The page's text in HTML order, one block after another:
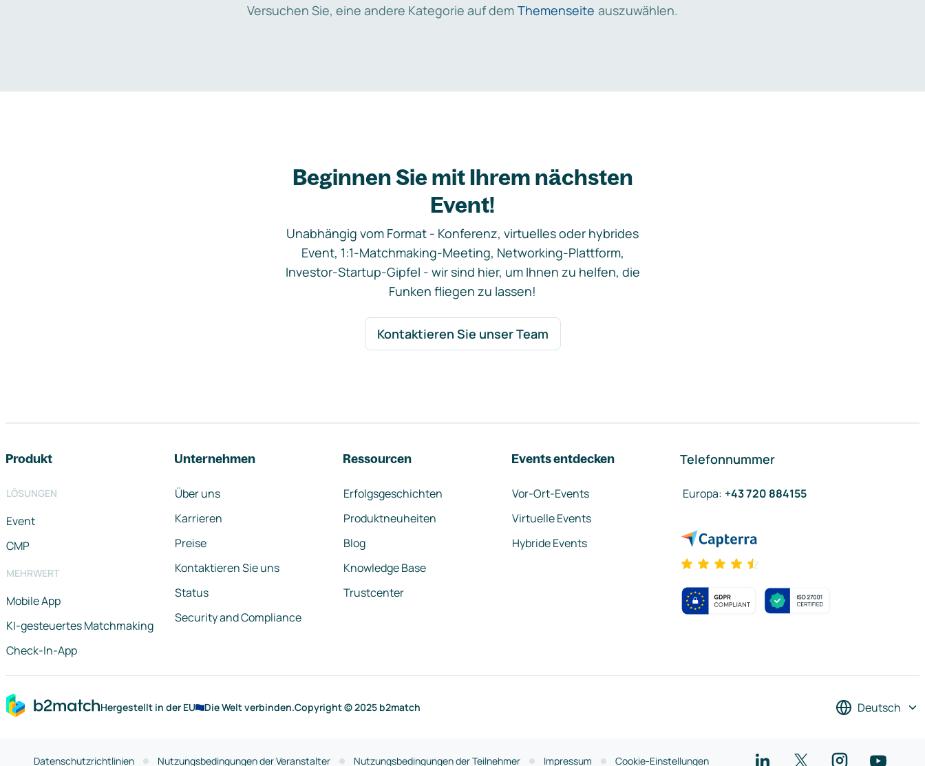
Versuchen Sie, eine andere Kategorie auf dem Themenseite auszuwählen.
Beginnen Sie mit Ihrem nächsten
Event!
Unabhängig vom Format - Konferenz, virtuelles oder hybrides
Event, 1:1-Matchmaking-Meeting, Networking-Plattform,
Investor-Startup-Gipfel - wir sind hier, um Ihnen zu helfen, die
Funken fliegen zu lassen!
Kontaktieren Sie unser Team
Produkt
LÖSUNGEN
Event
CMP
MEHRWERT
Mobile App
KI-gesteuertes Matchmaking
Check-In-App
Unternehmen
Über uns
Karrieren
Preise
Kontaktieren Sie uns
Status
Security and Compliance
Ressourcen
Erfolgsgeschichten
Produktneuheiten
Blog
Knowledge Base
Trustcenter
Events entdecken
Vor-Ort-Events
Virtuelle Events
Hybride Events
Telefonnummer
Europa: +43 720 884155
Hergestellt in der EU Die Welt verbinden.Copyright © 2025 b2match Deutsch
Datenschutzrichtlinien Nutzungsbedingungen der Veranstalter Nutzungsbedingungen der Teilnehmer Impressum Cookie-Einstellungen